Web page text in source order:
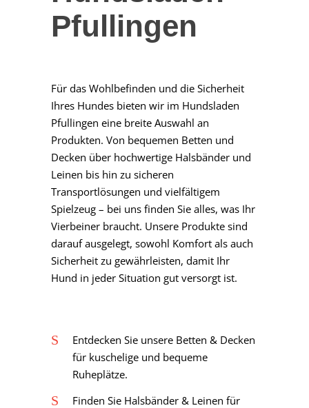
Pfullingen
Für das Wohlbefinden und die Sicherheit
Ihres Hundes bieten wir im Hundsladen
Pfullingen eine breite Auswahl an
Produkten. Von bequemen Betten und
Decken über hochwertige Halsbänder und
Leinen bis hin zu sicheren
Transportlösungen und vielfältigem
Spielzeug – bei uns finden Sie alles, was Ihr
Vierbeiner braucht. Unsere Produkte sind
darauf ausgelegt, sowohl Komfort als auch
Sicherheit zu gewährleisten, damit Ihr
Hund in jeder Situation gut versorgt ist.
Entdecken Sie unsere Betten & Decken
für kuschelige und bequeme
Ruheplätze.
Finden Sie Halsbänder & Leinen für